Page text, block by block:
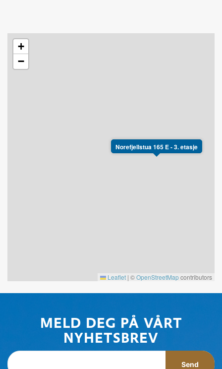
Norefjellstua 165 E - 3. etasje
+
−
Leaflet | ©OpenStreetMapcontributors
MELD DEG PÅ VÅRT
NYHETSBREV
Send